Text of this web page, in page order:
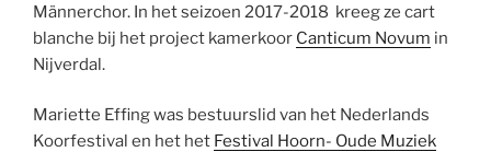
Männerchor. In het seizoen 2017-2018 kreeg ze cart
blanche bij het project kamerkoor Canticum Novum in
Nijverdal.
Mariette Effing was bestuurslid van het Nederlands
Koorfestival en het het Festival Hoorn- Oude Muziek